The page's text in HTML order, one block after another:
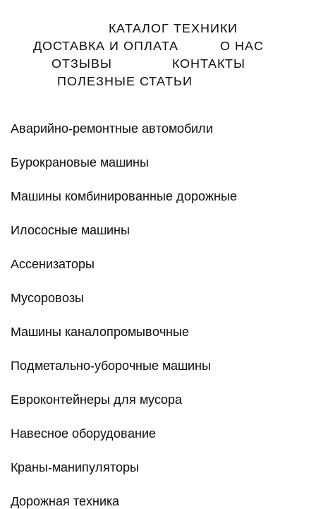
navigation
КАТАЛОГ ТЕХНИКИ
ДОСТАВКА И ОПЛАТА
О НАС
ОТЗЫВЫ
КОНТАКТЫ
ПОЛЕЗНЫЕ СТАТЬИ
Аварийно-ремонтные автомобили
Бурокрановые машины
Машины комбинированные дорожные
Илососные машины
Ассенизаторы
Мусоровозы
Машины каналопромывочные
Подметально-уборочные машины
Евроконтейнеры для мусора
Навесное оборудование
Краны-манипуляторы
Дорожная техника